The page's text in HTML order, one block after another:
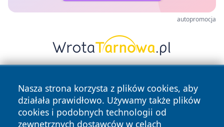
autopromocja
Nasza strona korzysta z plików cookies, aby
działała prawidłowo. Używamy także plików
cookies i podobnych technologii od
zewnętrznych dostawców w celach